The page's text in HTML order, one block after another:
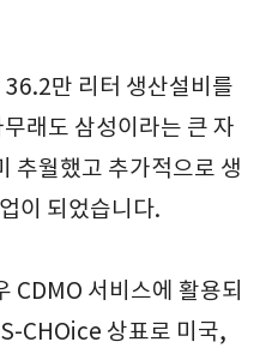
만 리터 생산설비를
래도 삼성이라는 큰 자
추월했고 추가적으로 생
이 되었습니다.
CDMO 서비스에 활용되
CHOice 상표로 미국,